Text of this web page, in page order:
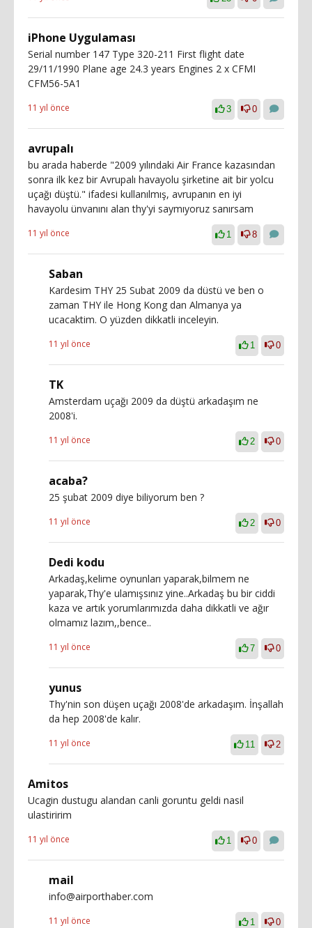
iPhone Uygulaması
Serial number 147 Type 320-211 First flight date
29/11/1990 Plane age 24.3 years Engines 2 x CFMI
CFM56-5A1
11 yıl önce 3 0
avrupalı
bu arada haberde "2009 yılındaki Air France kazasından
sonra ilk kez bir Avrupalı havayolu şirketine ait bir yolcu
uçağı düştü." ifadesi kullanılmış, avrupanın en iyi
havayolu ünvanını alan thy'yi saymıyoruz sanırsam
11 yıl önce 1 8
Saban
Kardesim THY 25 Subat 2009 da düstü ve ben o
zaman THY ile Hong Kong dan Almanya ya
ucacaktim. O yüzden dikkatli inceleyin.
11 yıl önce 1 0
TK
Amsterdam uçağı 2009 da düştü arkadaşım ne
2008'i.
11 yıl önce 2 0
acaba?
25 şubat 2009 diye biliyorum ben ?
11 yıl önce 2 0
Dedi kodu
Arkadaş,kelime oynunları yaparak,bilmem ne
yaparak,Thy'e ulamışsınız yine..Arkadaş bu bir ciddi
kaza ve artık yorumlarımızda daha dikkatli ve ağır
olmamız lazım,,bence..
11 yıl önce 7 0
yunus
Thy'nin son düşen uçağı 2008'de arkadaşım. İnşallah
da hep 2008'de kalır.
11 yıl önce 11 2
Amitos
Ucagin dustugu alandan canli goruntu geldi nasil
ulastiririm
11 yıl önce 1 0
mail
info@airporthaber.com
11 yıl önce 1 0